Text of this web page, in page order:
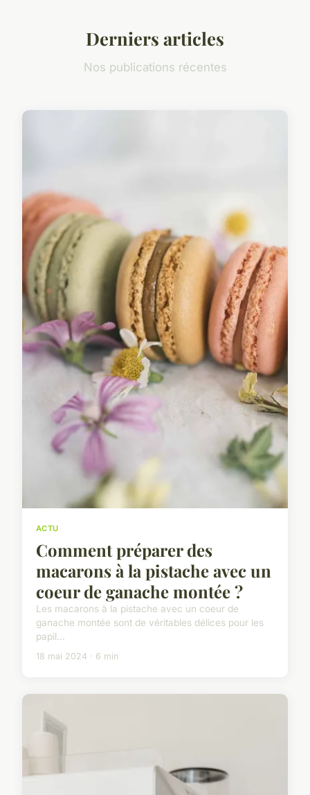
Derniers articles
Nos publications récentes
ACTU
Comment préparer des
macarons à la pistache avec un
coeur de ganache montée ?
Les macarons à la pistache avec un coeur de
ganache montée sont de véritables délices pour les
papil...
18 mai 2024 · 6 min